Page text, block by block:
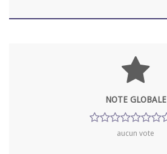
NOTE GLOBALE
aucun vote